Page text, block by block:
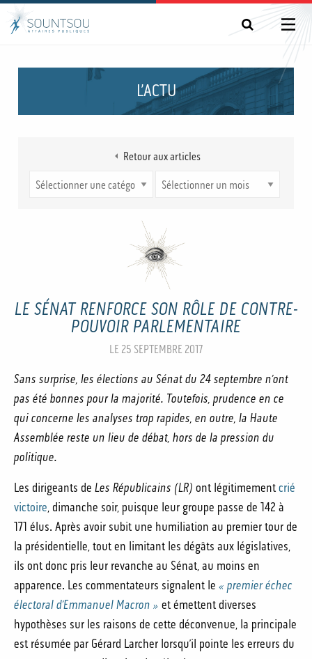
L’ACTU
Retour aux articles
LE SÉNAT RENFORCE SON RÔLE DE CONTRE-
POUVOIR PARLEMENTAIRE
LE 25 SEPTEMBRE 2017
Sans surprise, les élections au Sénat du 24 septembre n’ont
pas été bonnes pour la majorité. Toutefois, prudence en ce
qui concerne les analyses trop rapides, en outre, la Haute
Assemblée reste un lieu de débat, hors de la pression du
politique.
Les dirigeants de Les Républicains (LR) ont légitimementcrié
victoire, dimanche soir, puisque leur groupe passe de 142 à
171 élus. Après avoir subit une humiliation au premier tour de
la présidentielle, tout en limitant les dégâts aux législatives,
ils ont donc pris leur revanche au Sénat, au moins en
apparence. Les commentateurs signalent le « premier échec
électoral d’Emmanuel Macron » et émettent diverses
hypothèses sur les raisons de cette déconvenue, la principale
est résumée par Gérard Larcher lorsqu’il pointe les erreurs du